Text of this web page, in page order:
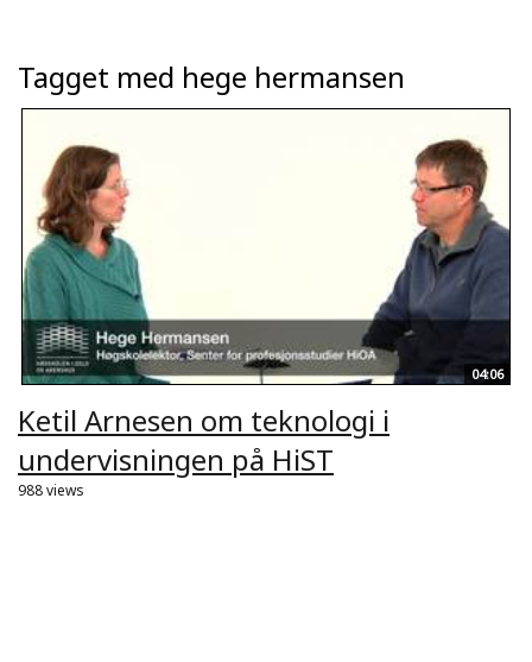
Tagget med hege hermansen
04:06
Ketil Arnesen om teknologi i
undervisningen på HiST
988 views